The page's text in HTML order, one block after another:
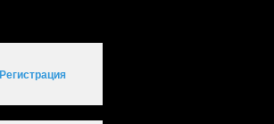
Регистрация